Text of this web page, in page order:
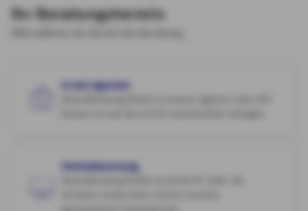
Ihr Beratungstermin
In der Agentur
Onlineberatung